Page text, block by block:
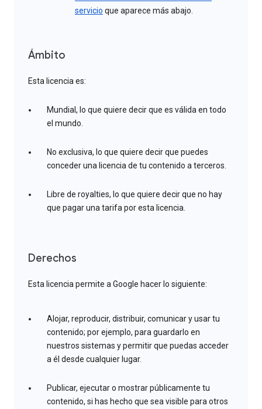
servicio que aparece más abajo.
Ámbito
Esta licencia es:
Mundial, lo que quiere decir que es válida en todo
el mundo.
No exclusiva, lo que quiere decir que puedes
conceder una licencia de tu contenido a terceros.
Libre de royalties, lo que quiere decir que no hay
que pagar una tarifa por esta licencia.
Derechos
Esta licencia permite a Google hacer lo siguiente:
Alojar, reproducir, distribuir, comunicar y usar tu
contenido; por ejemplo, para guardarlo en
nuestros sistemas y permitir que puedas acceder
a él desde cualquier lugar.
Publicar, ejecutar o mostrar públicamente tu
contenido, si has hecho que sea visible para otros